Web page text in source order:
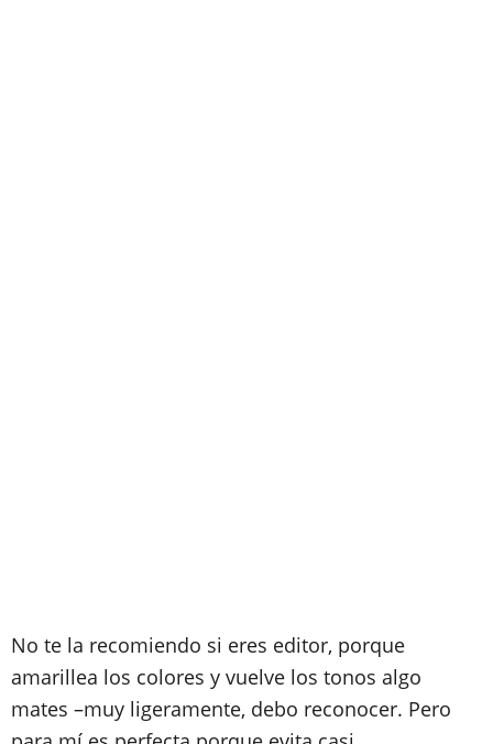
No te la recomiendo si eres editor, porque
amarillea los colores y vuelve los tonos algo
mates –muy ligeramente, debo reconocer. Pero